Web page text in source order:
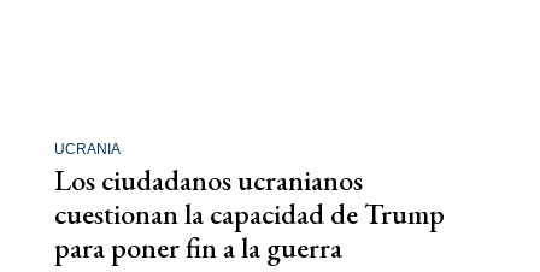
UCRANIA
Los ciudadanos ucranianos
cuestionan la capacidad de Trump
para poner fin a la guerra